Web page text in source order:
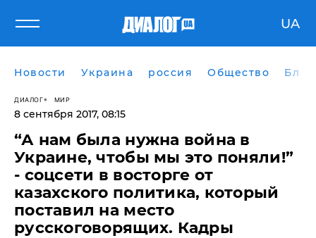
UA
Новости Украина россия Общество
ДИАЛОГ МИР
8 сентября 2017, 08:15
“А нам была нужна война в
Украине, чтобы мы это поняли!”
- соцсети в восторге от
казахского политика, который
поставил на место
русскоговорящих. Кадры